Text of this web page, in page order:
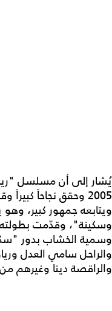
يُشار إلى أن مسلسل
2005 وحقق نجاحاً
ويتابعه جمهور كبير،
وسكينة"، وقدّمت بطولته
وسمية الخشاب بدور
والراحل سامي العدل
والراقصة دينا وغيرهم من